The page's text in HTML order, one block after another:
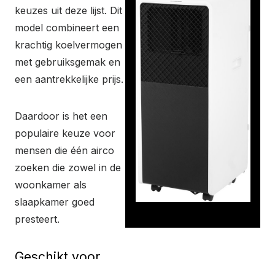
keuzes uit deze lijst. Dit
model combineert een
krachtig koelvermogen
met gebruiksgemak en
een aantrekkelijke prijs.
Daardoor is het een
populaire keuze voor
mensen die één airco
zoeken die zowel in de
woonkamer als
slaapkamer goed
presteert.